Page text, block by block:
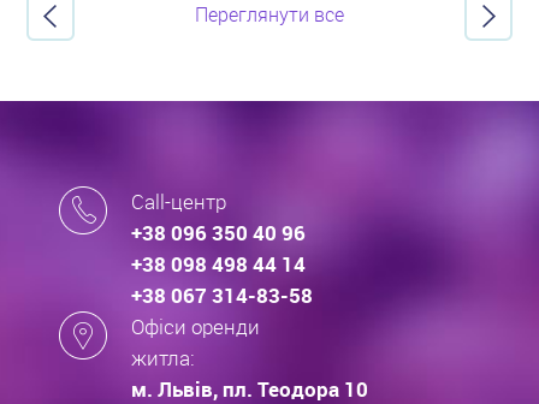
Переглянути все
Call-центр
+38 096 350 40 96
+38 098 498 44 14
+38 067 314-83-58
Офіси оренди
житла:
м. Львів, пл. Теодора 10